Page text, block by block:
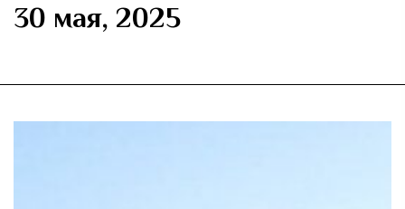
30 мая, 2025